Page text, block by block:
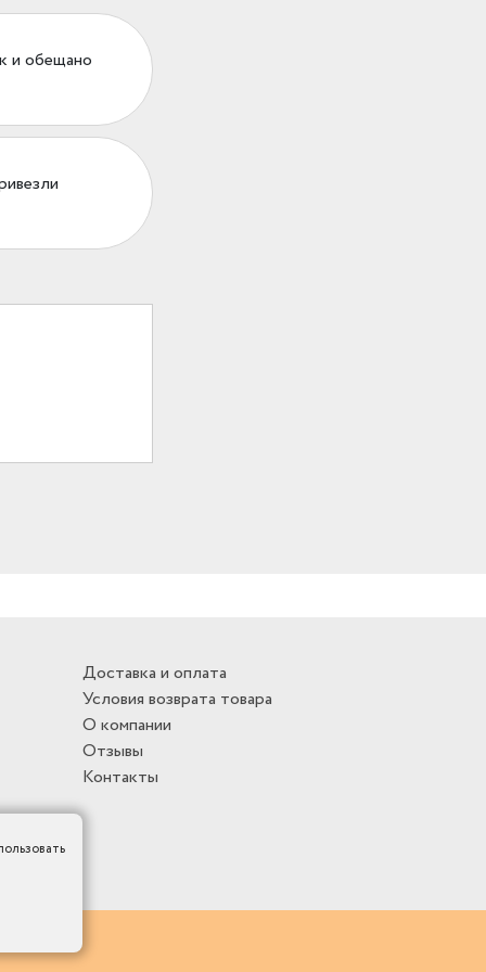
и обещано
Доставка и оплата
Условия возврата товара
О компании
Отзывы
Контакты